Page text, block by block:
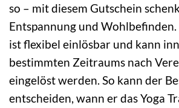
so – mit diesem Gutschein
Entspannung und
ist flexibel einlösbar und kann
bestimmten Zeitraums nach
eingelöst werden. So kann der
entscheiden, wann er das Yoga